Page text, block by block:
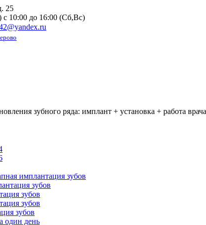
25
10:00 до 16:00 (Сб,Вс)
зубного ряда: имплант + установка + работа
имплантация зубов
зубов
зубов
зубов
зубов
один день